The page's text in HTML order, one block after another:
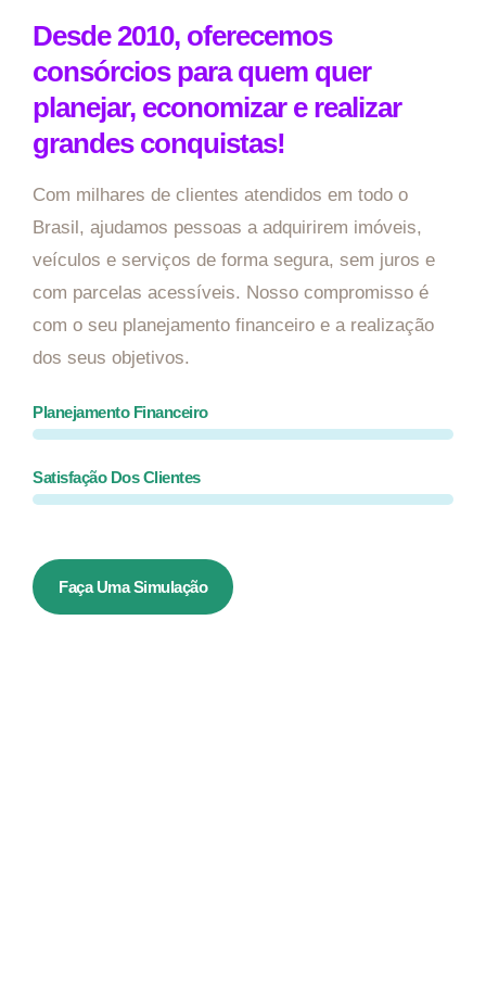
Desde 2010, oferecemos
consórcios para quem quer
planejar, economizar e realizar
grandes conquistas!
Com milhares de clientes atendidos em todo o
Brasil, ajudamos pessoas a adquirirem imóveis,
veículos e serviços de forma segura, sem juros e
com parcelas acessíveis. Nosso compromisso é
com o seu planejamento financeiro e a realização
dos seus objetivos.
Planejamento Financeiro
Satisfação Dos Clientes
Faça Uma Simulação